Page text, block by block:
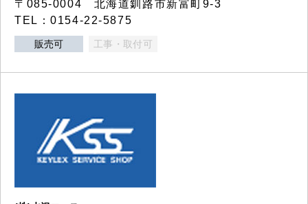
〒085-0004 北海道釧路市新富町9-3
TEL：0154-22-5875
販売可 工事・取付可